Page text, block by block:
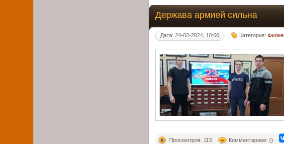
Держава армией сильна
Дата: 24-02-2024, 10:00 Категория:
Просмотров: 113 Комментариев: ()